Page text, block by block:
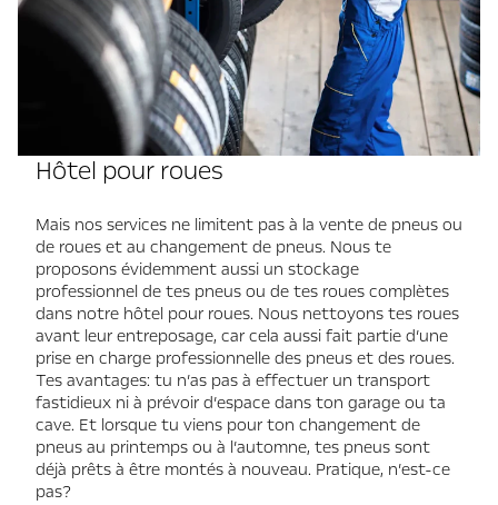
Hôtel pour roues
Mais nos services ne limitent pas à la vente de pneus ou
de roues et au changement de pneus. Nous te
proposons évidemment aussi un stockage
professionnel de tes pneus ou de tes roues complètes
dans notre hôtel pour roues. Nous nettoyons tes roues
avant leur entreposage, car cela aussi fait partie d’une
prise en charge professionnelle des pneus et des roues.
Tes avantages: tu n’as pas à effectuer un transport
fastidieux ni à prévoir d’espace dans ton garage ou ta
cave. Et lorsque tu viens pour ton changement de
pneus au printemps ou à l’automne, tes pneus sont
déjà prêts à être montés à nouveau. Pratique, n’est-ce
pas?